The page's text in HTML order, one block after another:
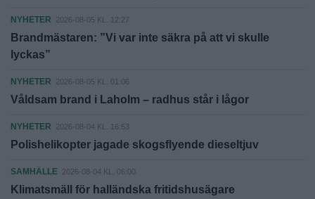
NYHETER 2026-08-05 KL. 12:27
Brandmästaren: ”Vi var inte säkra på att vi skulle
lyckas”
NYHETER 2026-08-05 KL. 01:06
Våldsam brand i Laholm – radhus står i lågor
NYHETER 2026-08-04 KL. 16:53
Polishelikopter jagade skogsflyende dieseltjuv
SAMHÄLLE 2026-08-04 KL. 06:00
Klimatsmäll för halländska fritidshusägare